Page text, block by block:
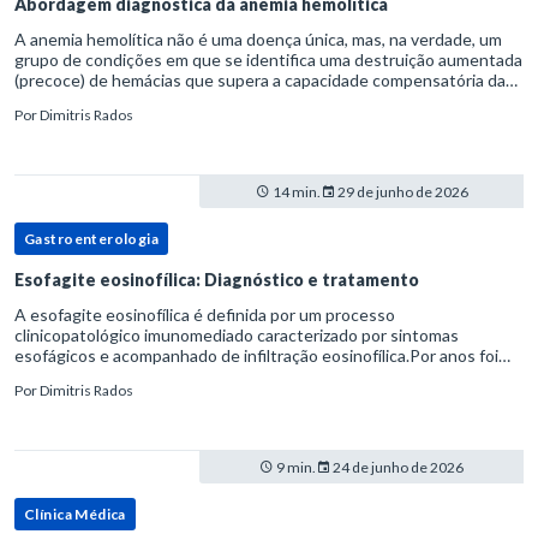
Abordagem diagnóstica da anemia hemolítica
A anemia hemolítica não é uma doença única, mas, na verdade, um
grupo de condições em que se identifica uma destruição aumentada
(precoce) de hemácias que supera a capacidade compensatória da
PorDimitris Rados
14 min. 29 de junho de 2026
Gastroenterologia
Esofagite eosinofílica: Diagnóstico e tratamento
A esofagite eosinofílica é definida por um processo
clinicopatológico imunomediado caracterizado por sintomas
esofágicos e acompanhado de infiltração eosinofílica.Por anos foi
refluxo gastr
PorDimitris Rados
9 min. 24 de junho de 2026
Clínica Médica